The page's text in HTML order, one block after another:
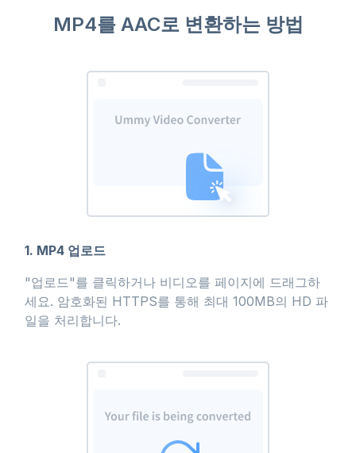
MP4를 AAC로 변환하는 방법
1. MP4 업로드
"업로드"를 클릭하거나 비디오를 페이지에 드래그하
세요. 암호화된 HTTPS를 통해 최대 100MB의 HD 파
일을 처리합니다.